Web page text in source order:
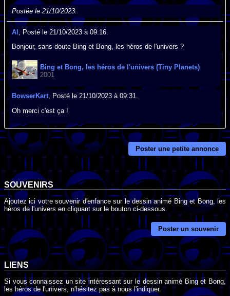
Postée le 21/10/2023.
Al , Posté le 21/10/2023 à 09:16.
Bonjour, sans doute Bing et Bong, les héros de l'univers ?
Bing et Bong, les héros de l'univers (Tiny Planets)
2001
BowserKart, Posté le 21/10/2023 à 09:31.
Oh merci c'est ça !
Poster une petite annonce
SOUVENIRS
Ajoutez ici votre souvenir d'enfance sur le dessin animé Bing et Bong, les
héros de l'univers en cliquant sur le bouton ci-dessous.
Poster un souvenir
LIENS
Si vous connaissez un site intéressant sur le dessin animé Bing et Bong,
les héros de l'univers, n'hésitez pas à nous l'indiquer.